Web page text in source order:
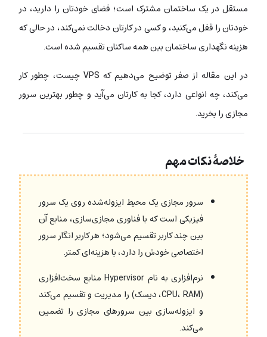
مستقل در یک ساختمان مشترک است؛ فضای خودتان را دارید، در
خودتان را قفل می‌کنید، و کسی در کارتان دخالت نمی‌کند، در حالی که
هزینه نگهداری ساختمان بین همه ساکنان تقسیم شده است.
در این مقاله از صفر توضیح می‌دهیم که VPS چیست، چطور کار
می‌کند، چه انواعی دارد، کجا به کارتان می‌آید و چطور بهترین سرور
مجازی را بخرید.
خلاصۀ نکات مهم
سرور مجازی یک محیط ایزوله‌شده روی یک سرور
فیزیکی است که با فناوری مجازی‌سازی، منابع آن
بین چند کاربر تقسیم می‌شود؛ هر کاربر انگار سرور
اختصاصی خودش را دارد، با هزینه‌ای کمتر.
نرم‌افزاری به نام Hypervisor منابع سخت‌افزاری
(CPU، RAM، دیسک) را مدیریت و تقسیم می‌کند
و ایزوله‌سازی بین سرورهای مجازی را تضمین
می‌کند.